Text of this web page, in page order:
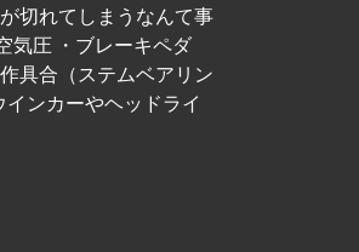
切れてしまうなんて事
気圧 ・ブレーキペダ
具合（ステムベアリン
ンカーやヘッドライ